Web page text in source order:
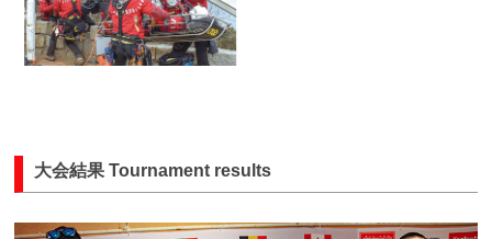
大会結果 Tournament results